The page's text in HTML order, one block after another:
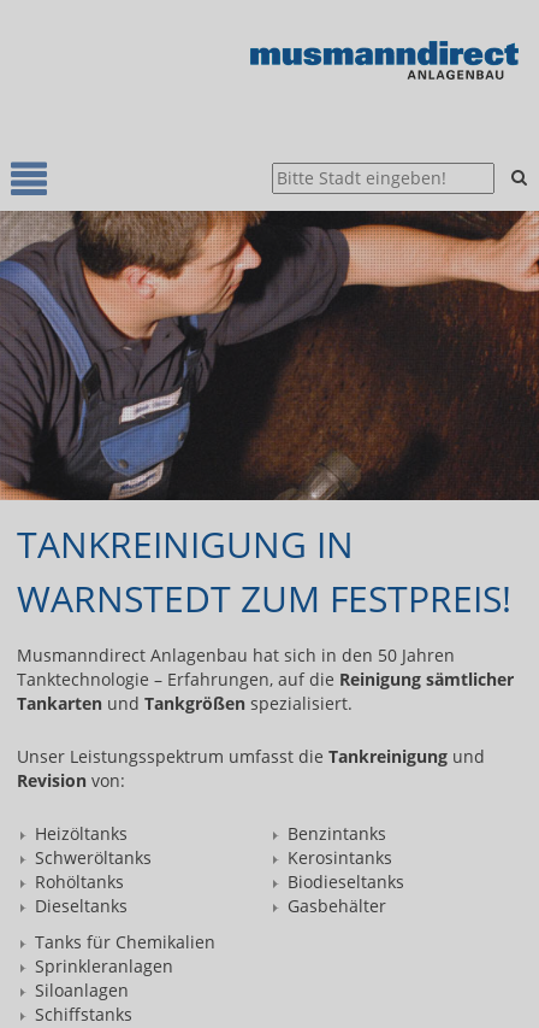
TANKREINIGUNG IN
WARNSTEDT ZUM FESTPREIS!
Musmanndirect Anlagenbau hat sich in den 50 Jahren
Tanktechnologie – Erfahrungen, auf die Reinigung sämtlicher
Tankarten und Tankgrößen spezialisiert.
Unser Leistungsspektrum umfasst die Tankreinigung und
Revision von:
Heizöltanks
Schweröltanks
Rohöltanks
Dieseltanks
Benzintanks
Kerosintanks
Biodieseltanks
Gasbehälter
Tanks für Chemikalien
Sprinkleranlagen
Siloanlagen
Schiffstanks